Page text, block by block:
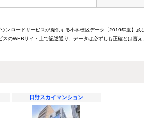
ンロードサービスが提供する小学校区データ【2016年度】
のWEBサイト上で記述通り、データは必ずしも正確とは言
日野スカイマンション